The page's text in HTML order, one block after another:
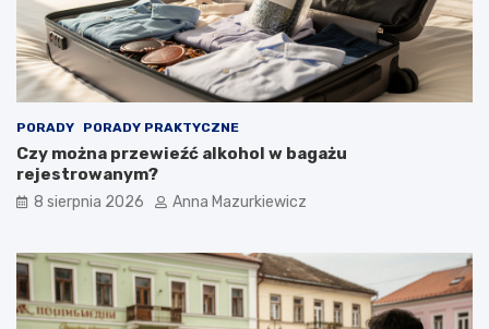
i
a
n
a
y
c
i
ą
i
ę
c
i
PORADY PORADY PRAKTYCZNE
Czy można przewieźć alkohol w bagażu
rejestrowanym?
8 sierpnia 2026 Anna Mazurkiewicz